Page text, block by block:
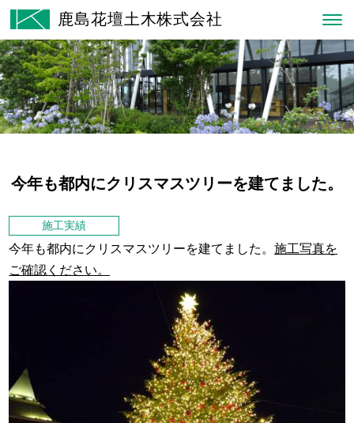
鹿島花壇土木株式会社
今年も都内にクリスマスツリーを建てました。
施工実績
今年も都内にクリスマスツリーを建てました。施工写真を
ご確認ください。